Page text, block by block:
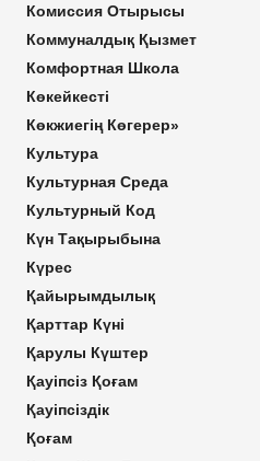
Комиссия Отырысы
Коммуналдық Қызмет
Комфортная Школа
Көкейкесті
Көкжиегің Көгерер»
Культура
Культурная Среда
Культурный Код
Күн Тақырыбына
Күрес
Қайырымдылық
Қарттар Күні
Қарулы Күштер
Қауіпсіз Қоғам
Қауіпсіздік
Қоғам